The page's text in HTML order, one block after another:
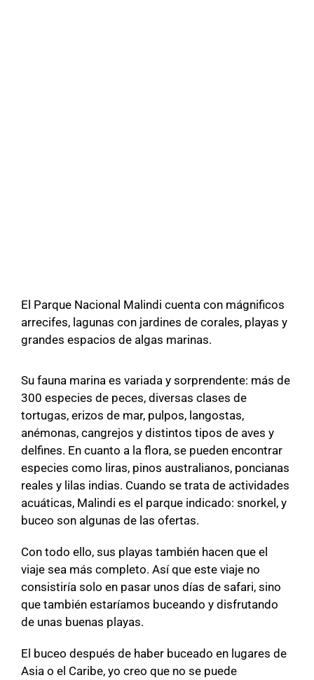
El Parque Nacional Malindi cuenta con mágnificos
arrecifes, lagunas con jardines de corales, playas y
grandes espacios de algas marinas.
Su fauna marina es variada y sorprendente: más de
300 especies de peces, diversas clases de
tortugas, erizos de mar, pulpos, langostas,
anémonas, cangrejos y distintos tipos de aves y
delfines. En cuanto a la flora, se pueden encontrar
especies como liras, pinos australianos, poncianas
reales y lilas indias. Cuando se trata de actividades
acuáticas, Malindi es el parque indicado: snorkel, y
buceo son algunas de las ofertas.
Con todo ello, sus playas también hacen que el
viaje sea más completo. Así que este viaje no
consistiría solo en pasar unos días de safari, sino
que también estaríamos buceando y disfrutando
de unas buenas playas.
El buceo después de haber buceado en lugares de
Asia o el Caribe, yo creo que no se puede